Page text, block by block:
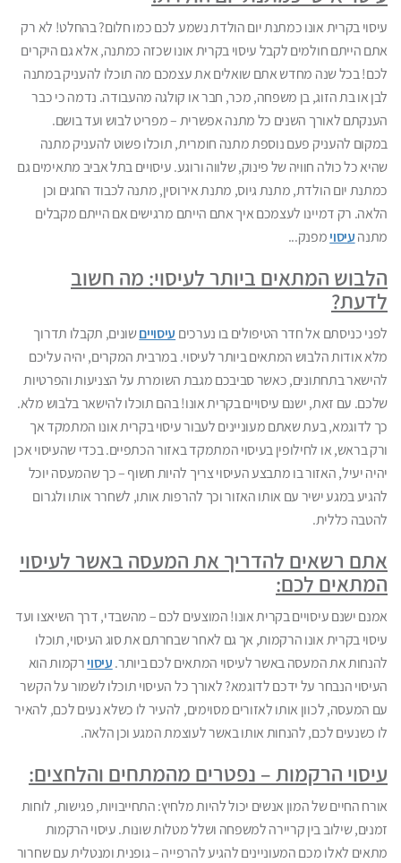
עיסוי בקרית אונו כמתנת יום הולדת נשמע לכם כמו חלום? בהחלט! לא רק
אתם הייתם חולמים לקבל עיסוי בקרית אונו שכזה כמתנה, אלא גם היקרים
לכם! בכל שנה מחדש אתם שואלים את עצמכם מה תוכלו להעניק במתנה
לבן או בת הזוג, בן משפחה, מכר, חבר או קולגה מהעבודה. נדמה כי כבר
הענקתם לאורך השנים כל מתנה אפשרית – מפריט לבוש ועד בושם.
במקום להעניק פעם נוספת מתנה חומרית, תוכלו פשוט להעניק מתנה
שהיא כל כולה חוויה של פינוק, שלווה ורוגע. עיסויים בתל אביב מתאימים גם
כמתנת יום הולדת, מתנת גיוס, מתנת אירוסין, מתנה לכבוד החגים וכן
הלאה. רק דמיינו לעצמכם איך אתם הייתם מרגישים אם הייתם מקבלים
מתנה עיסוי מפנק...
הלבוש המתאים ביותר לעיסוי: מה חשוב
לדעת?
לפני כניסתם אל חדר הטיפולים בו נערכים עיסוייםשונים, תקבלו תדרוך
מלא אודות הלבוש המתאים ביותר לעיסוי. במרבית המקרים, יהיה עליכם
להישאר בתחתונים, כאשר סביבכם מגבת השומרת על הצניעות והפרטיות
שלכם. עם זאת, ישנם עיסויים בקרית אונו! בהם תוכלו להישאר בלבוש מלא.
כך לדוגמא, בעת שאתם מעוניינים לעבור עיסוי בקרית אונו המתמקד אך
ורק בראש, או לחילופין בעיסוי המתמקד באזור הכתפיים. בכדי שהעיסוי אכן
יהיה יעיל, האזור בו מתבצע העיסוי צריך להיות חשוף – כך שהמעסה יוכל
להגיע במגע ישיר עם אותו האזור וכך להרפות אותו, לשחרר אותו ולגרום
להטבה כללית.
אתם רשאים להדריך את המעסה באשר לעיסוי
המתאים לכם:
אמנם ישנם עיסויים בקרית אונו! המוצעים לכם – מהשבדי, דרך השיאצו ועד
עיסוי בקרית אונו הרקמות, אך גם לאחר שבחרתם את סוג העיסוי, תוכלו
להנחות את המעסה באשר לעיסוי המתאים לכם ביותר. עיסוי רקמות הוא
העיסוי הנבחר על ידכם לדוגמא? לאורך כל העיסוי תוכלו לשמור על הקשר
עם המעסה, לכוון אותו לאזורים מסוימים, להעיר לו כשלא נעים לכם, להאיר
לו כשנעים לכם, להנחות אותו באשר לעוצמת המגע וכן הלאה.
עיסוי הרקמות – נפטרים מהמתחים והלחצים:
אורח החיים של המון אנשים יכול להיות מלחיץ: התחייבויות, פגישות, לוחות
זמנים, שילוב בין קריירה למשפחה ושלל מטלות שונות. עיסוי הרקמות
מתאים לאלו מכם המעוניינים להגיע להרפייה – גופנית ומנטלית עם שחרור